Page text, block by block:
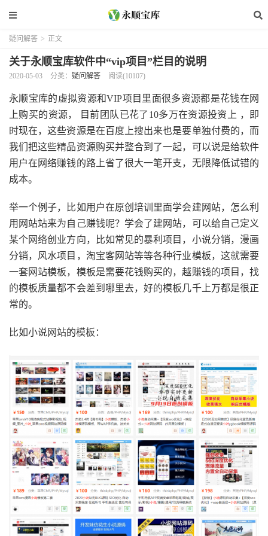
疑问解答 > 正文
关于永顺宝库软件中“vip项目”栏目的说明
2020-05-03 分类： 疑问解答 阅读(10107)
永顺宝库的虚拟资源和VIP项目里面很多资源都是花钱在网
上购买的资源， 目前团队已花了10多万在资源投资上 ，即
时现在，这些资源是在百度上搜出来也是要单独付费的，而
我们把这些精品资源购买并整合到了一起，可以说是给软件
用户在网络赚钱的路上省了很大一笔开支，无限降低试错的
成本。
举一个例子，比如用户在原创培训里面学会建网站，怎么利
用网站站来为自己赚钱呢？学会了建网站，可以给自己定义
某个网络创业方向，比如常见的暴利项目，小说分销，漫画
分销，风水项目，淘宝客网站等等各种行业模板，这就需要
一套网站模板，模板是需要花钱购买的，越赚钱的项目，找
的模板质量都不会差到哪里去，好的模板几千上万都是很正
常的。
比如小说网站的模板：